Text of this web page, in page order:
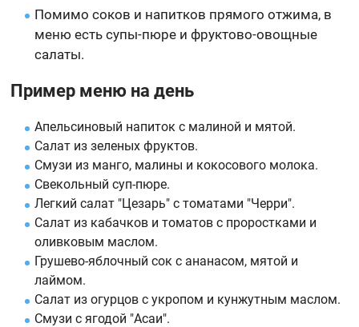
Помимо соков и напитков прямого отжима, в
меню есть супы-пюре и фруктово-овощные
салаты.
Пример меню на день
Апельсиновый напиток с малиной и мятой.
Салат из зеленых фруктов.
Смузи из манго, малины и кокосового молока.
Свекольный суп-пюре.
Легкий салат "Цезарь" с томатами "Черри".
Салат из кабачков и томатов с проростками и
оливковым маслом.
Грушево-яблочный сок с ананасом, мятой и
лаймом.
Салат из огурцов с укропом и кунжутным маслом.
Смузи с ягодой "Асаи".